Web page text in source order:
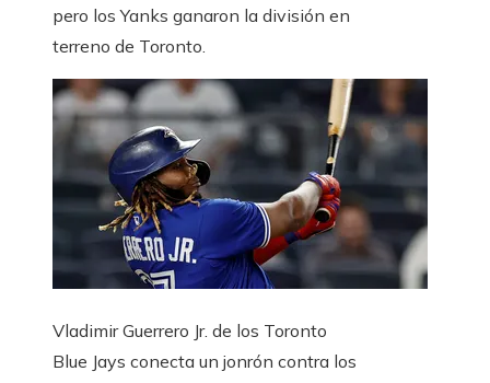
pero los Yanks ganaron la división en
terreno de Toronto.
Vladimir Guerrero Jr. de los Toronto
Blue Jays conecta un jonrón contra los